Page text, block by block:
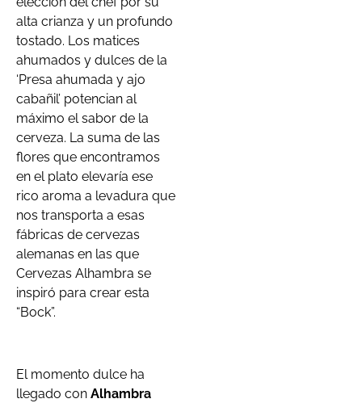
alta crianza y un profundo
tostado. Los matices
ahumados y dulces de la
‘Presa ahumada y ajo
cabañil’ potencian al
máximo el sabor de la
cerveza. La suma de las
flores que encontramos
en el plato elevaría ese
rico aroma a levadura que
nos transporta a esas
fábricas de cervezas
alemanas en las que
Cervezas Alhambra se
inspiró para crear esta
“Bock”.
El momento dulce ha
llegado con Alhambra